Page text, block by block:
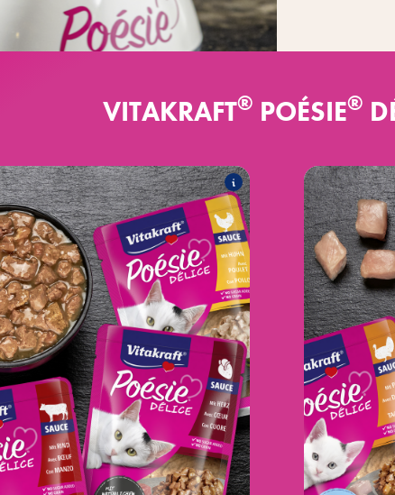
VITAKRAFT® POÉSIE®
Poésie
®
DÉLICE
Ponudba vključuje naslednje izdelke:
Poésie
®
DÉLICE s piščancem v želeju